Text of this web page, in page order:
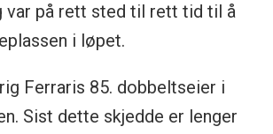
var på rett sted til rett tid til å
i løpet.
Ferraris 85. dobbeltseier i
Sist dette skjedde er lenger